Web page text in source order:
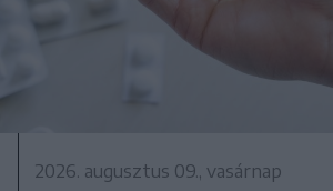
2026. augusztus 09., vasárnap